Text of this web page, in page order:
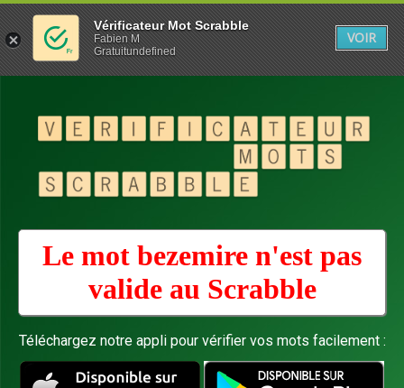
Le mot bezemire n'est pas
valide au Scrabble
Téléchargez notre appli pour vérifier vos mots facilement :
Vérificateur Mot Scrabble
Fabien M
Gratuitundefined
VOIR